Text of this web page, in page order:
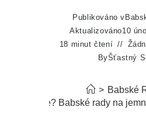
Publikováno v
Aktualizováno10
18 minut čtení
ByŠťastný
> Babské
Suchá kůže? Babské rady na